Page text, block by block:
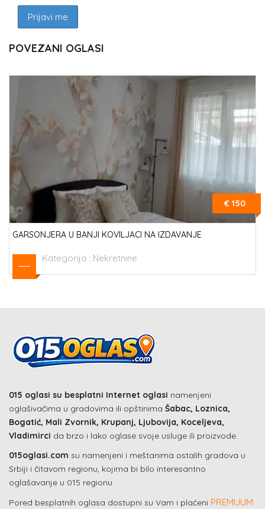
POVEZANI OGLASI
€ 150
GARSONJERA U BANJI KOVILJACI NA IZDAVANJE
Kategorija : Nekretnine
015 oglasi su besplatni Internet oglasi namenjeni
oglašivačima u gradovima ili opštinima Šabac, Loznica,
Bogatić, Mali Zvornik, Krupanj, Ljubovija, Koceljeva,
Vladimirci da brzo i lako oglase svoje usluge ili proizvode.
015oglasi.com su namenjeni i meštanima ostalih gradova u
Srbiji i čitavom regionu, kojima bi bilo interesantno
oglašavanje u 015 regionu.
Pored besplatnih oglasa dostupni su Vam i plaćeni PREMIJUM